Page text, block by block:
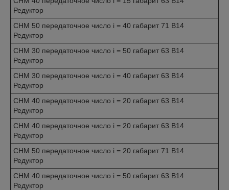
Редуктор
CHM 50 передаточное число i = 40 габарит 71 B14
Редуктор
CHM 30 передаточное число i = 50 габарит 63 B14
Редуктор
CHM 30 передаточное число i = 40 габарит 63 B14
Редуктор
CHM 40 передаточное число i = 20 габарит 63 B14
Редуктор
CHM 40 передаточное число i = 20 габарит 63 B14
Редуктор
CHM 50 передаточное число i = 20 габарит 71 B14
Редуктор
CHM 40 передаточное число i = 50 габарит 63 B14
Редуктор